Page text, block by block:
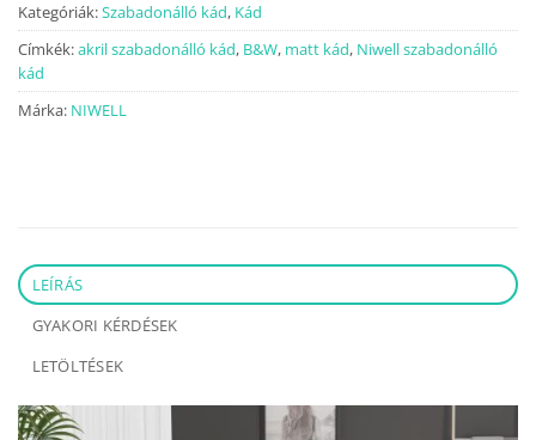
Kategóriák:Szabadonálló kád, Kád
Címkék:akril szabadonálló kád, B&W, matt kád, Niwell szabadonálló
kád
Márka: NIWELL
LEÍRÁS
GYAKORI KÉRDÉSEK
LETÖLTÉSEK